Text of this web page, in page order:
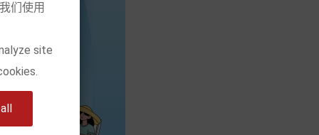
们使用
site